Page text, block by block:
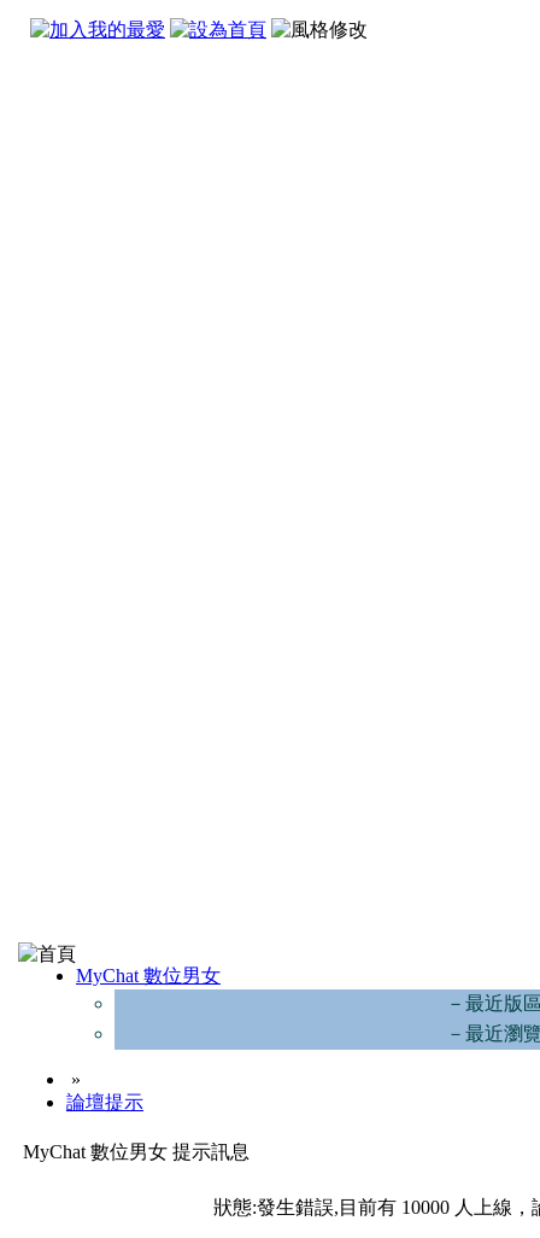
MyChat 數位男女
－最近版
－最近瀏
»
論壇提示
MyChat 數位男女 提示訊息
狀態:發生錯誤,目前有 10000 人上線